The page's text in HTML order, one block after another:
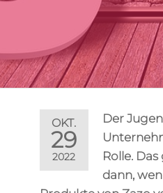
OKT.
29
2022
Der
Rolle.
dann,